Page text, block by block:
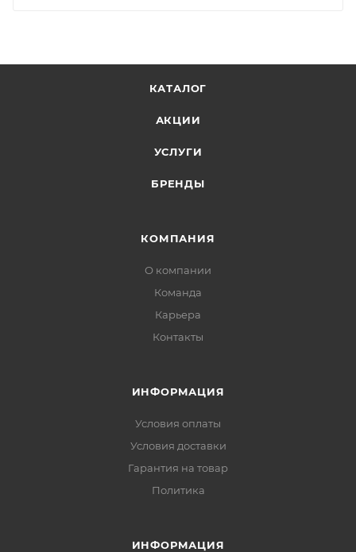
КАТАЛОГ
АКЦИИ
УСЛУГИ
БРЕНДЫ
КОМПАНИЯ
О компании
Команда
Карьера
Контакты
ИНФОРМАЦИЯ
Условия оплаты
Условия доставки
Гарантия на товар
Политика
ИНФОРМАЦИЯ